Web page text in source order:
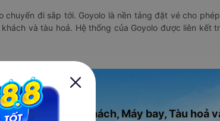
chuyến đi sắp tới. Goyolo là nền tảng đặt vé cho
và tàu hoả. Hệ thống của Goyolo được liên kết
dụng đặt vé Xe khách, Máy bay, Tàu hoả